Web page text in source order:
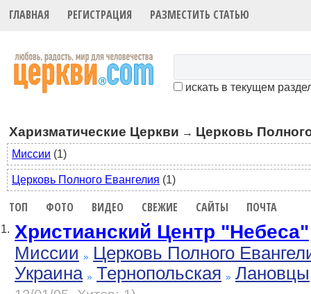
ГЛАВНАЯ РЕГИСТРАЦИЯ РАЗМЕСТИТЬ СТАТЬЮ
искать в текущем
Харизматические Церкви → Церковь
Миссии (1)
Церковь Полного Евангелия (1)
ТОП ФОТО ВИДЕО СВЕЖИЕ САЙТЫ ПОЧТА
1. Христианский Центр "Небеса"
Миссии
Церковь Полного
Украина
Тернопольская Лановцы